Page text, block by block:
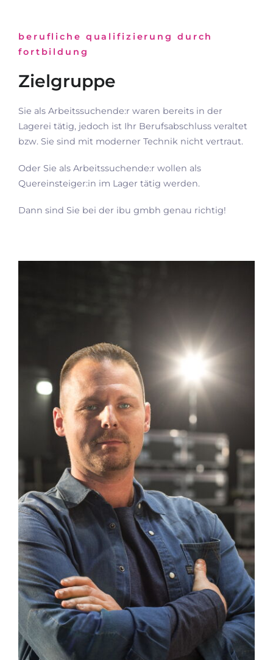
berufliche qualifizierung durch
fortbildung
Zielgruppe
Sie als Arbeitssuchende:r waren bereits in der
Lagerei tätig, jedoch ist Ihr Berufsabschluss veraltet
bzw. Sie sind mit moderner Technik nicht vertraut.
Oder Sie als Arbeitssuchende:r wollen als
Quereinsteiger:in im Lager tätig werden.
Dann sind Sie bei der ibu gmbh genau richtig!